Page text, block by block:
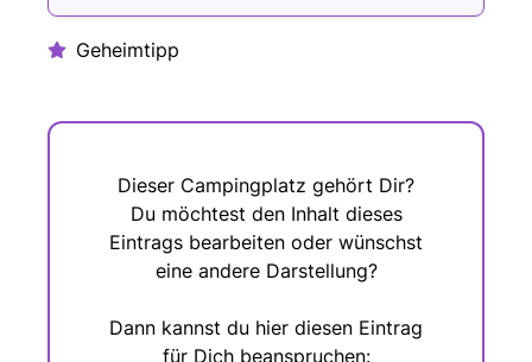
Geheimtipp
Dieser Campingplatz gehört Dir?
Du möchtest den Inhalt dieses
Eintrags bearbeiten oder wünschst
eine andere Darstellung?
Dann kannst du hier diesen Eintrag
für Dich beanspruchen: